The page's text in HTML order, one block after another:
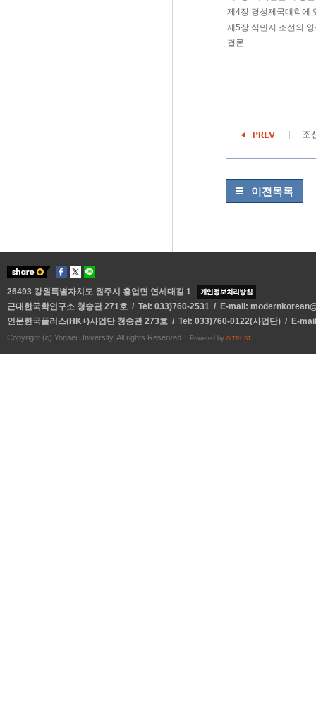
제4장 경성제국대학에
제5장 식민지 조선의
결론
조
이전목록
26493 강원특별자치도 원주시 흥업면 연세대길 1
근대한국학연구소 청송관 271호 / Tel: 033)760-2531 / E-mail:
인문한국플러스(HK+)사업단 청송관 273호 / Tel: 033)760-0122(사업단) / E-
Copyright (c) Yonsei University. All rights Reserved. Powered by D'TRUST